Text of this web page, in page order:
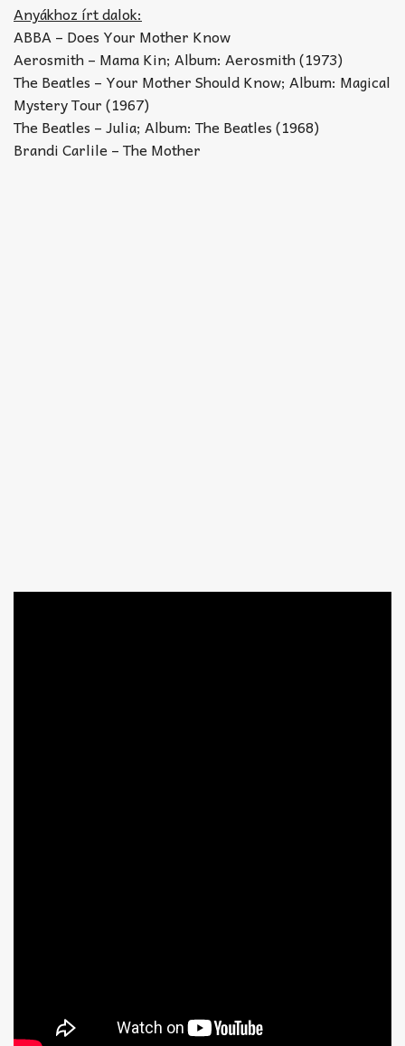
TABok
Improvizáció
Anyákhoz írt dalok:
ABBA – Does Your Mother Know
Aerosmith – Mama Kin; Album: Aerosmith (1973)
The Beatles – Your Mother Should Know; Album: Magical
Mystery Tour (1967)
The Beatles – Julia; Album: The Beatles (1968)
Brandi Carlile – The Mother